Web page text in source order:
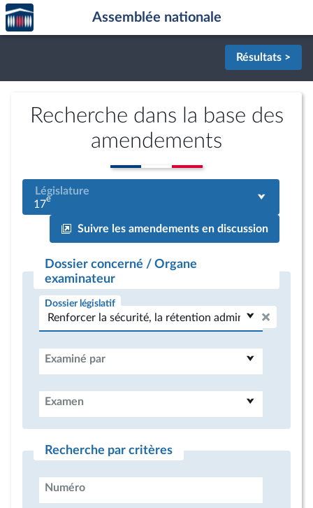
Aller au contenu
Aller en bas de la page
Accèder
à la
page
Assemblée nationale
Résultats >
Recherche dans la base des
amendements
Législature
17e
Suivre les amendements en discussion
Dossier concerné / Organe
examinateur
Dossier législatif
Examiné par
Examen
Recherche par critères
Numéro